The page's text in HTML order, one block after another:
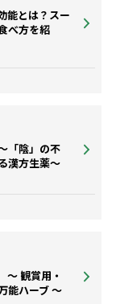
能とは？スー
べ方を紹
「陰」の不
漢方生薬～
～ 観賞用・
能ハーブ ～